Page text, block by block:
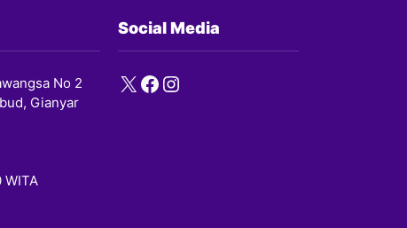
No 2
Gianyar
WITA
Social Media
X Facebook
Instagram